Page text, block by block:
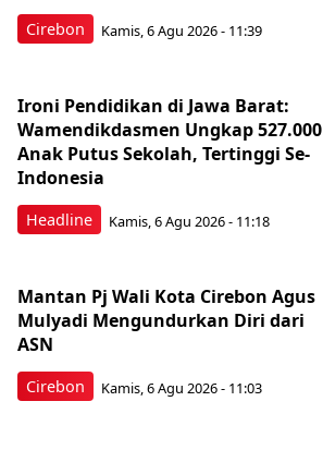
Cirebon Kamis, 6 Agu 2026 - 11:39
Headline
Ironi Pendidikan di Jawa Barat:
Wamendikdasmen Ungkap 527.000
Anak Putus Sekolah, Tertinggi Se-
Indonesia
Kamis, 6 Agu 2026 - 11:18
Cirebon
Mantan Pj Wali Kota Cirebon Agus
Mulyadi Mengundurkan Diri dari
ASN
Kamis, 6 Agu 2026 - 11:03